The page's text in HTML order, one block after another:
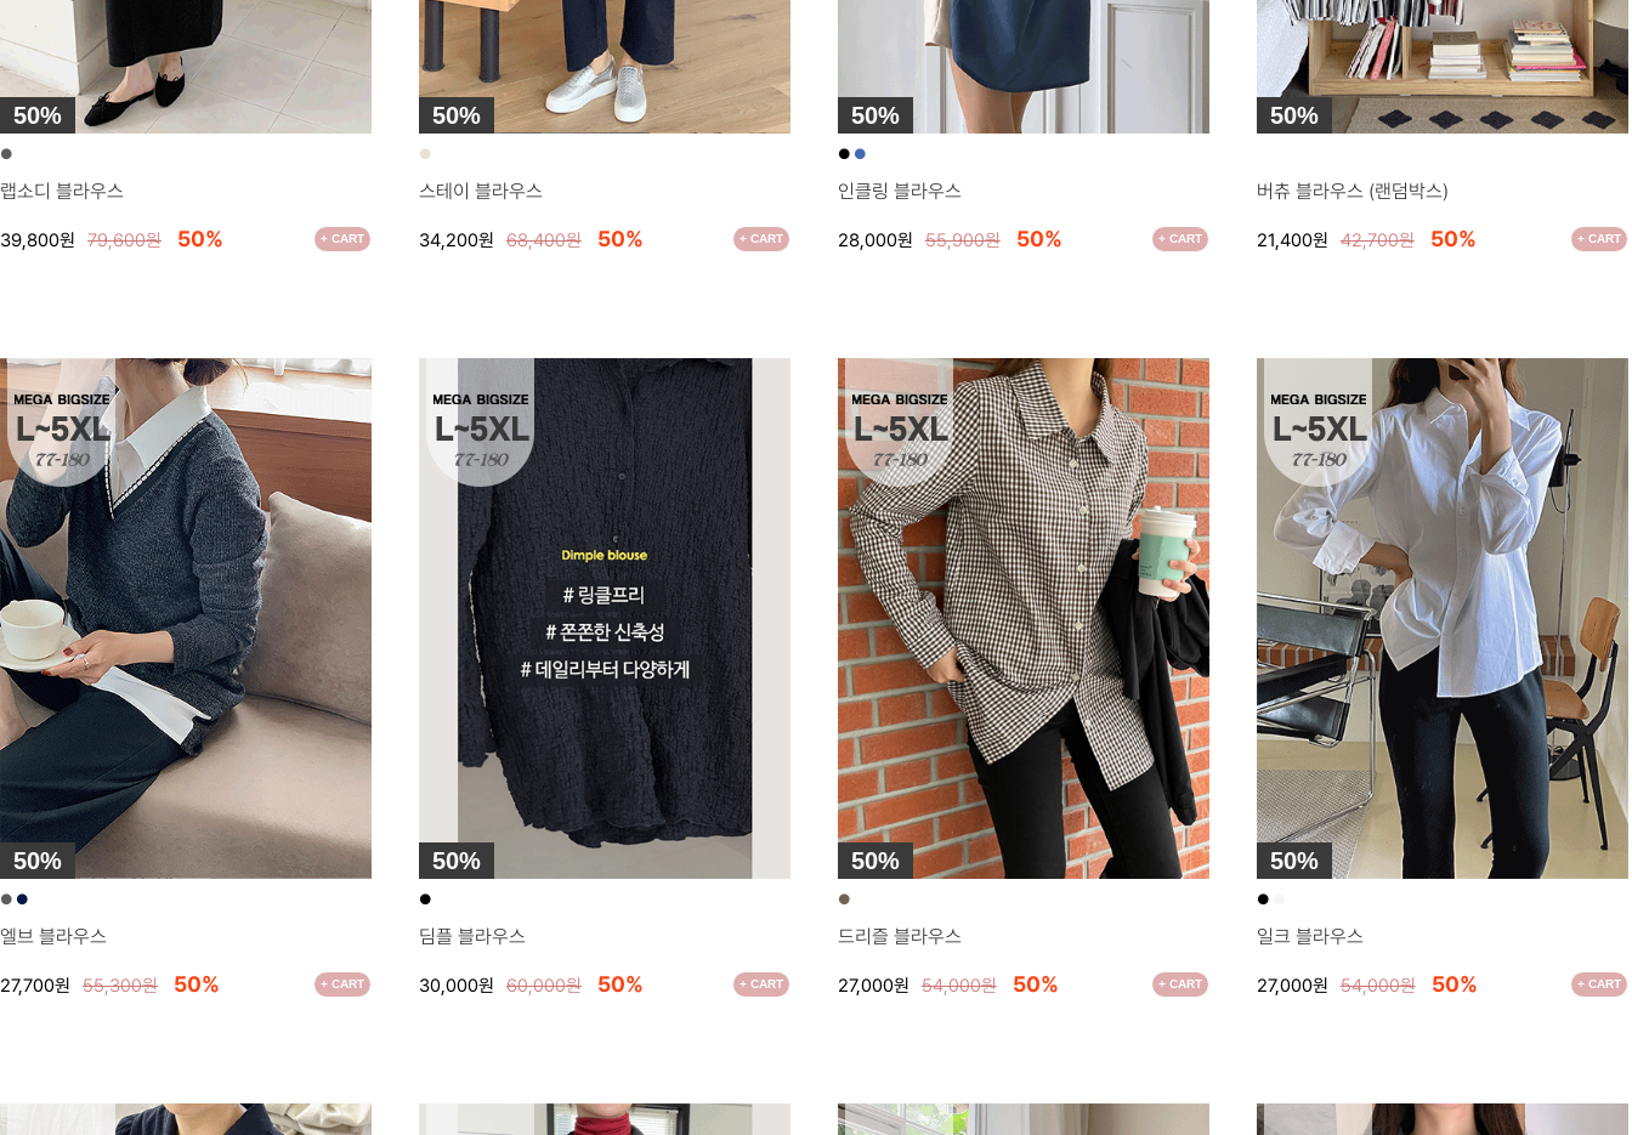
50%
●
랩소디 블라우스
39,800원 79,600원 50% + CART
50%
●
스테이 블라우스
34,200원 68,400원 50% + CART
50%
● ●
인클링 블라우스
28,000원 55,900원 50% + CART
50%
버츄 블라우스 (랜덤박스)
21,400원 42,700원 50% + CART
50%
● ●
엘브 블라우스
27,700원 55,300원 50% + CART
50%
●
딤플 블라우스
30,000원 60,000원 50% + CART
50%
●
드리즐 블라우스
27,000원 54,000원 50% + CART
50%
●
일크 블라우스
27,000원 54,000원 50% + CART